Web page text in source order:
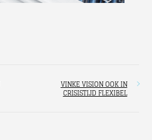
VINKE VISION OOK IN
CRISISTIJD FLEXIBEL